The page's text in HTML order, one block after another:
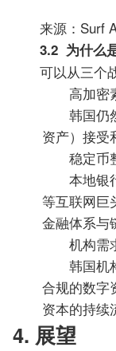
来源：Surf
3.2 为什么
可以从三个
高加密
韩国仍
资产）接受
稳定币
本地银
等互联网巨
金融体系与
机构需
韩国机
合规的数字
资本的持续
4. 展望